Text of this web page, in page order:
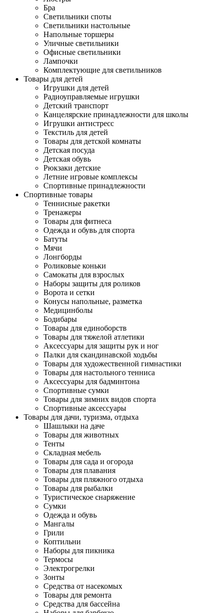
Бра
Светильники споты
Светильники настольные
Напольные торшеры
Уличные светильники
Офисные светильники
Лампочки
Комплектующие для светильников
Товары для детей
Игрушки для детей
Радиоуправляемые игрушки
Детский транспорт
Канцелярские принадлежности для школы
Игрушки антистресс
Текстиль для детей
Товары для детской комнаты
Детская посуда
Детская обувь
Рюкзаки детские
Летние игровые комплексы
Спортивные принадлежности
Спортивные товары
Теннисные ракетки
Тренажеры
Товары для фитнеса
Одежда и обувь для спорта
Батуты
Мячи
Лонгборды
Роликовые коньки
Самокаты для взрослых
Наборы защиты для роликов
Ворота и сетки
Конусы напольные, разметка
Медицинболы
Бодибары
Товары для единоборств
Товары для тяжелой атлетики
Аксессуары для защиты рук и ног
Палки для скандинавской ходьбы
Товары для художественной гимнастики
Товары для настольного тенниса
Аксессуары для бадминтона
Спортивные сумки
Товары для зимних видов спорта
Спортивные аксессуары
Товары для дачи, туризма, отдыха
Шашлыки на даче
Товары для животных
Тенты
Складная мебель
Товары для сада и огорода
Товары для плавания
Товары для пляжного отдыха
Товары для рыбалки
Туристическое снаряжение
Сумки
Одежда и обувь
Мангалы
Грили
Коптильни
Наборы для пикника
Термосы
Электрогрелки
Зонты
Средства от насекомых
Товары для ремонта
Средства для бассейна